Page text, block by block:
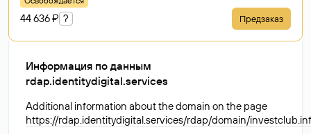
44 636 ₽ ? Предзаказ
Информация по данным
rdap.identitydigital.services
Additional information about the domain on the page
https://rdap.identitydigital.services/rdap/domain/